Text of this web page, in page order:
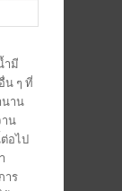
ำมี
น ๆ ที่
นาน
น
อไป
าร